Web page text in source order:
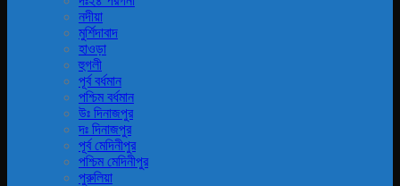
নদীয়া
মুর্শিদাবাদ
হাওড়া
হুগলী
পূর্ব বর্ধমান
পশ্চিম বর্ধমান
উঃ দিনাজপুর
দঃ দিনাজপুর
পূর্ব মেদিনীপুর
পশ্চিম মেদিনীপুর
পুরুলিয়া